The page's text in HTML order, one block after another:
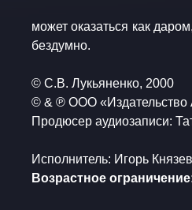
может оказаться как
бездумно.
​© С.В. Лукьяненко, 2000
​© & ℗ ООО «Издательство
​Продюсер аудиозаписи:
​Исполнитель: Игорь Князев
​Возрастное